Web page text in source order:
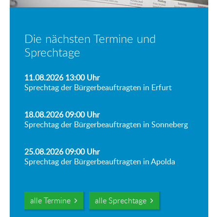
Die nächsten Termine und
Sprechtage
11.08.2026 13:00Uhr
Sprechtag der Bürgerbeauftragten in Erfurt
18.08.2026 09:00Uhr
Sprechtag der Bürgerbeauftragten in Sonneberg
25.08.2026 09:00Uhr
Sprechtag der Bürgerbeauftragten in Apolda
alle Termine alle Sprechtage